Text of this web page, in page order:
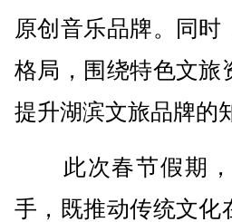
原创音乐品牌。同
格局，围绕特色文旅
提升湖滨文旅品牌的
此次春节假期，
手，既推动传统文化